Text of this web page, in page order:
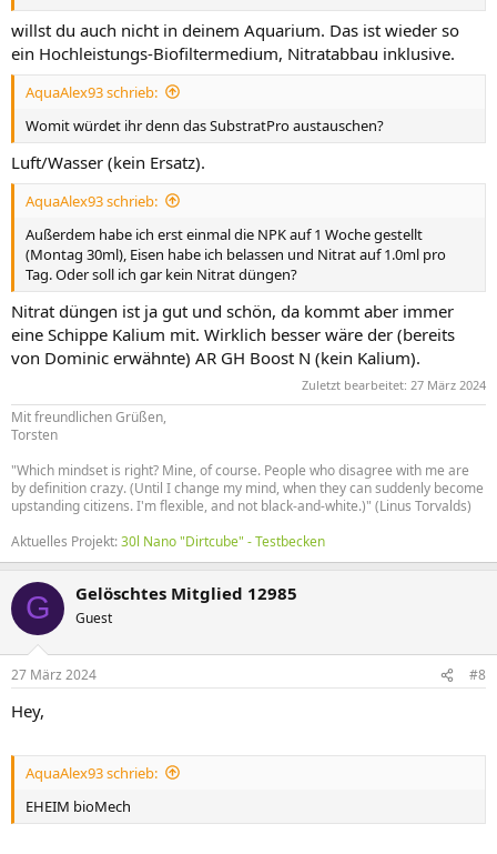
willst du auch nicht in deinem Aquarium. Das ist wieder so
ein Hochleistungs-Biofiltermedium, Nitratabbau inklusive.
AquaAlex93 schrieb:
Womit würdet ihr denn das SubstratPro austauschen?
Luft/Wasser (kein Ersatz).
AquaAlex93 schrieb:
Außerdem habe ich erst einmal die NPK auf 1 Woche gestellt
(Montag 30ml), Eisen habe ich belassen und Nitrat auf 1.0ml pro
Tag. Oder soll ich gar kein Nitrat düngen?
Nitrat düngen ist ja gut und schön, da kommt aber immer
eine Schippe Kalium mit. Wirklich besser wäre der (bereits
von Dominic erwähnte) AR GH Boost N (kein Kalium).
Zuletzt bearbeitet: 27 März 2024
Mit freundlichen Grüßen,
Torsten
"Which mindset is right? Mine, of course. People who disagree with me are
by definition crazy. (Until I change my mind, when they can suddenly become
upstanding citizens. I'm flexible, and not black-and-white.)" (Linus Torvalds)
Aktuelles Projekt:30l Nano "Dirtcube" - Testbecken
G Gelöschtes Mitglied 12985
Guest
27 März 2024 #8
Hey,
AquaAlex93 schrieb:
EHEIM bioMech